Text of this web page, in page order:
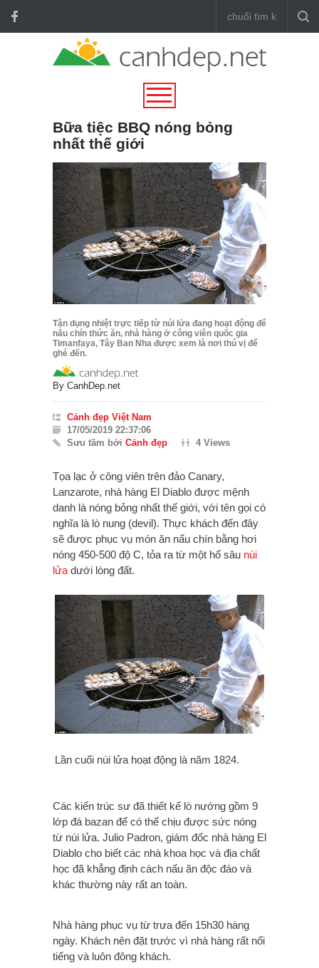
Bữa tiệc BBQ nóng bỏng
nhất thế giới
Tận dụng nhiệt trực tiếp từ núi lửa đang hoạt động để
nấu chín thức ăn, nhà hàng ở công viên quốc gia
Timanfaya, Tây Ban Nha được xem là nơi thú vị để
ghé đến.
By CanhDep.net
Cảnh đẹp Việt Nam
17/05/2019 22:37:06
Sưu tầm bởi Cảnh đẹp 4 Views
Tọa lạc ở công viên trên đảo Canary,
Lanzarote, nhà hàng El Diablo được mệnh
danh là nóng bỏng nhất thế giới, với tên gọi có
nghĩa là lò nung (devil). Thực khách đến đây
sẽ được phục vụ món ăn nấu chín bằng hơi
nóng 450-500 độ C, tỏa ra từ một hố sâu núi
lửa dưới lòng đất.
Lần cuối núi lửa hoạt động là năm 1824.
Các kiến trúc sư đã thiết kế lò nướng gồm 9
lớp đá bazan để có thể chịu được sức nóng
từ núi lửa. Julio Padron, giám đốc nhà hàng El
Diablo cho biết các nhà khoa học và địa chất
học đã khẳng định cách nấu ăn độc đáo và
khác thường này rất an toàn.
Nhà hàng phục vụ từ trưa đến 15h30 hàng
ngày. Khách nên đặt trước vì nhà hàng rất nổi
tiếng và luôn đông khách.